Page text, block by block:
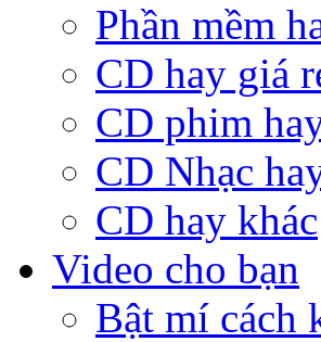
Phần mềm
CD hay giá
CD phim
CD Nhạc
CD hay khác
Video cho bạn
Bật mí cách